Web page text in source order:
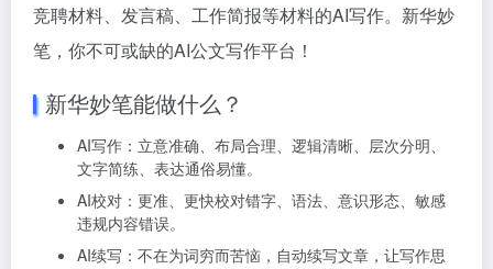
竞聘材料、发言稿、工作简报等材料的AI写作。新华妙
笔，你不可或缺的AI公文写作平台！
新华妙笔能做什么？
AI写作：立意准确、布局合理、逻辑清晰、层次分明、
文字简练、表达通俗易懂。
AI校对：更准、更快校对错字、语法、意识形态、敏感
违规内容错误。
AI续写：不在为词穷而苦恼，自动续写文章，让写作思